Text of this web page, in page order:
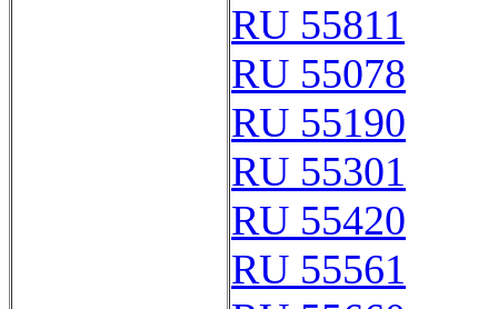
RU 55811
RU 55078
RU 55190
RU 55301
RU 55420
RU 55561